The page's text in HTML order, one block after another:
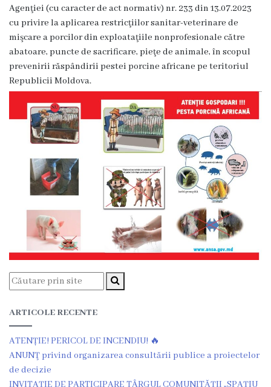
Grădinița
nr.6
,,Cocoșelul
de
Aur”
Î.M
Comunal
-
Locative”
or.Rezina.
Î.M
,,
Piața
comercială
a
orașului
Agenţiei (cu caracter de act normativ) nr. 233 din 13.07.2023
cu privire la aplicarea restricţiilor sanitar-veterinare de
mişcare a porcilor din exploataţiile nonprofesionale către
abatoare, puncte de sacrificare, pieţe de animale, în scopul
prevenirii răspândirii pestei porcine africane pe teritoriul
Republicii Moldova.
ARTICOLE RECENTE
ATENȚIE! PERICOL DE INCENDIU! 🔥
ANUNŢ privind organizarea consultării publice a proiectelor
de decizie
INVITAȚIE DE PARTICIPARE TÂRGUL COMUNITĂȚII „SPAȚIU